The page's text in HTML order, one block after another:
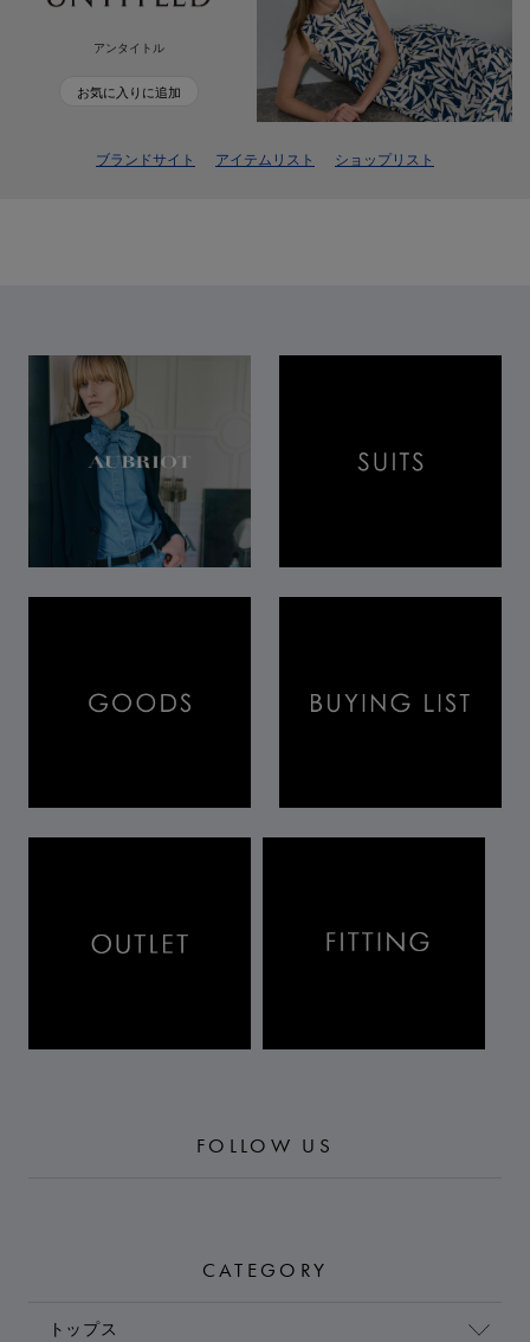
アンタイトル
お気に入りに追加
ブランドサイト アイテムリスト ショップリスト
FOLLOW US
CATEGORY
トップス